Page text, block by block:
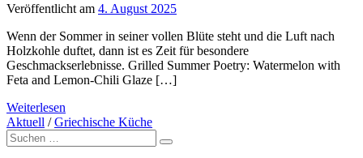
Veröffentlicht am 4. August 2025
Wenn der Sommer in seiner vollen Blüte steht und die Luft nach
Holzkohle duftet, dann ist es Zeit für besondere
Geschmackserlebnisse. Grilled Summer Poetry: Watermelon with
Feta and Lemon-Chili Glaze […]
Weiterlesen
Aktuell /Griechische Küche
Suche
nach: